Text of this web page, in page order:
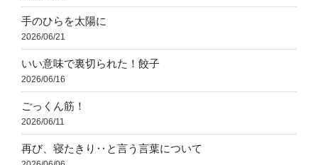
手のひらを太陽に
2026/06/21
いい意味で裏切られた！餃子
2026/06/16
ごっくん筋！
2026/06/11
再び、寝たきり‥と言う言葉について